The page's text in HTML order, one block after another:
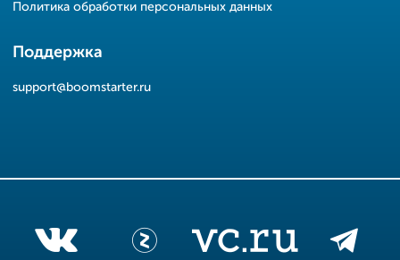
Политика обработки персональных данных
Поддержка
support@boomstarter.ru